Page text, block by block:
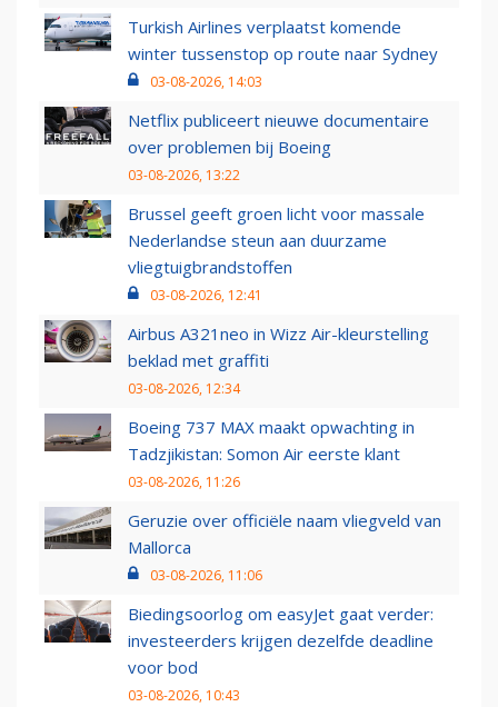
Turkish Airlines verplaatst komende
winter tussenstop op route naar Sydney
03-08-2026, 14:03
Netflix publiceert nieuwe documentaire
over problemen bij Boeing
03-08-2026, 13:22
Brussel geeft groen licht voor massale
Nederlandse steun aan duurzame
vliegtuigbrandstoffen
03-08-2026, 12:41
Airbus A321neo in Wizz Air-kleurstelling
beklad met graffiti
03-08-2026, 12:34
Boeing 737 MAX maakt opwachting in
Tadzjikistan: Somon Air eerste klant
03-08-2026, 11:26
Geruzie over officiële naam vliegveld van
Mallorca
03-08-2026, 11:06
Biedingsoorlog om easyJet gaat verder:
investeerders krijgen dezelfde deadline
voor bod
03-08-2026, 10:43